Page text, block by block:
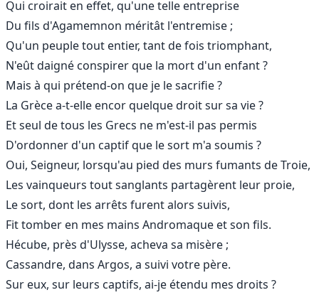
Qui croirait en effet, qu'une telle entreprise
Du fils d'Agamemnon méritât l'entremise ;
Qu'un peuple tout entier, tant de fois triomphant,
N'eût daigné conspirer que la mort d'un enfant ?
Mais à qui prétend-on que je le sacrifie ?
La Grèce a-t-elle encor quelque droit sur sa vie ?
Et seul de tous les Grecs ne m'est-il pas permis
D'ordonner d'un captif que le sort m'a soumis ?
Oui, Seigneur, lorsqu'au pied des murs fumants de Troie,
Les vainqueurs tout sanglants partagèrent leur proie,
Le sort, dont les arrêts furent alors suivis,
Fit tomber en mes mains Andromaque et son fils.
Hécube, près d'Ulysse, acheva sa misère ;
Cassandre, dans Argos, a suivi votre père.
Sur eux, sur leurs captifs, ai-je étendu mes droits ?